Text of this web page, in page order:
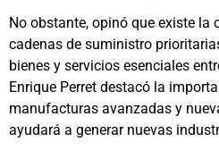
No obstante, opinó que existe
cadenas de suministro
bienes y servicios esenciales
Enrique Perret destacó la
manufacturas avanzadas y
ayudará a generar nuevas